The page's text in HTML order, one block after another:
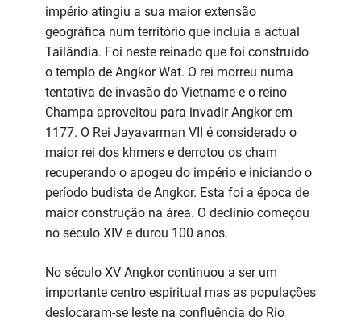
império atingiu a sua maior extensão
geográfica num território que incluia a actual
Tailândia. Foi neste reinado que foi construído
o templo de Angkor Wat. O rei morreu numa
tentativa de invasão do Vietname e o reino
Champa aproveitou para invadir Angkor em
1177. O Rei Jayavarman VII é considerado o
maior rei dos khmers e derrotou os cham
recuperando o apogeu do império e iniciando o
período budista de Angkor. Esta foi a época de
maior construção na área. O declínio começou
no século XIV e durou 100 anos.
No século XV Angkor continuou a ser um
importante centro espiritual mas as populações
deslocaram-se leste na confluência do Rio